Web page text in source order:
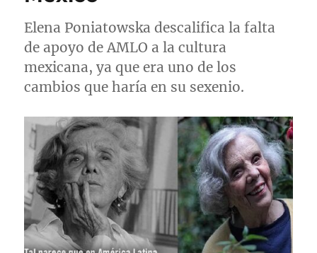
Elena Poniatowska descalifica la falta
de apoyo de AMLO a la cultura
mexicana, ya que era uno de los
cambios que haría en su sexenio.